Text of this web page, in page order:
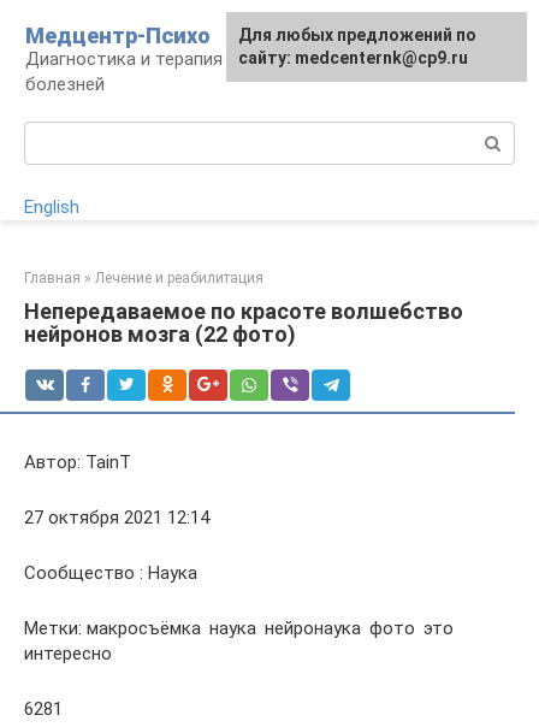
контенту
Медцентр-Психо
Диагностика и терапия психоневрологических
болезней
English
Главная » Лечение и реабилитация
Непередаваемое по красоте волшебство
нейронов мозга (22 фото)
Автор: TainT
27 октября 2021 12:14
Сообщество : Наука
Метки: макросъёмка наука нейронаука фото это
интересно
6281
Для любых предложений по
сайту: medcenternk@cp9.ru